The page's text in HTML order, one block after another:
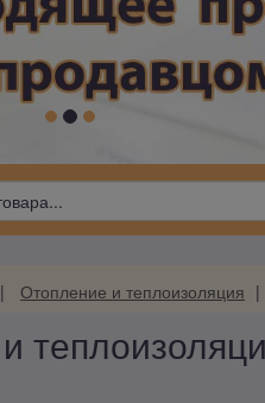
Отопление и теплоизоляция